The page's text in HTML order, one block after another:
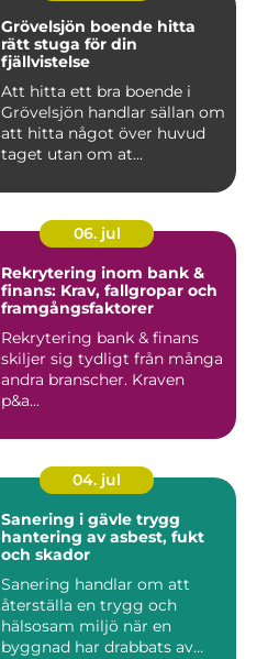
Grövelsjön boende hitta
rätt stuga för din
fjällvistelse
Att hitta ett bra boende i
Grövelsjön handlar sällan om
att hitta något över huvud
taget utan om at...
06. jul
Rekrytering inom bank &
finans: Krav, fallgropar och
framgångsfaktorer
Rekrytering bank & finans
skiljer sig tydligt från många
andra branscher. Kraven
p&a...
04. jul
Sanering i gävle trygg
hantering av asbest, fukt
och skador
Sanering handlar om att
återställa en trygg och
hälsosam miljö när en
byggnad har drabbats av